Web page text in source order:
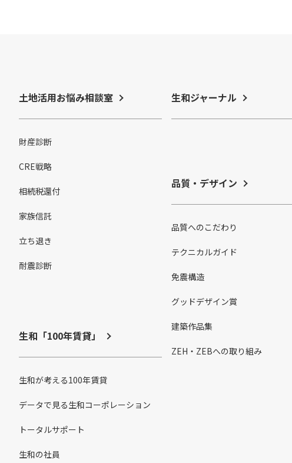
土地活用お悩み相談室
財産診断
CRE戦略
相続税還付
家族信託
立ち退き
耐震診断
生和「100年賃貸」
生和が考える100年賃貸
データで見る生和コーポレーション
トータルサポート
生和の社員
生和ジャーナル
品質・デザイン
品質へのこだわり
テクニカルガイド
免震構造
グッドデザイン賞
建築作品集
ZEH・ZEBへの取り組み